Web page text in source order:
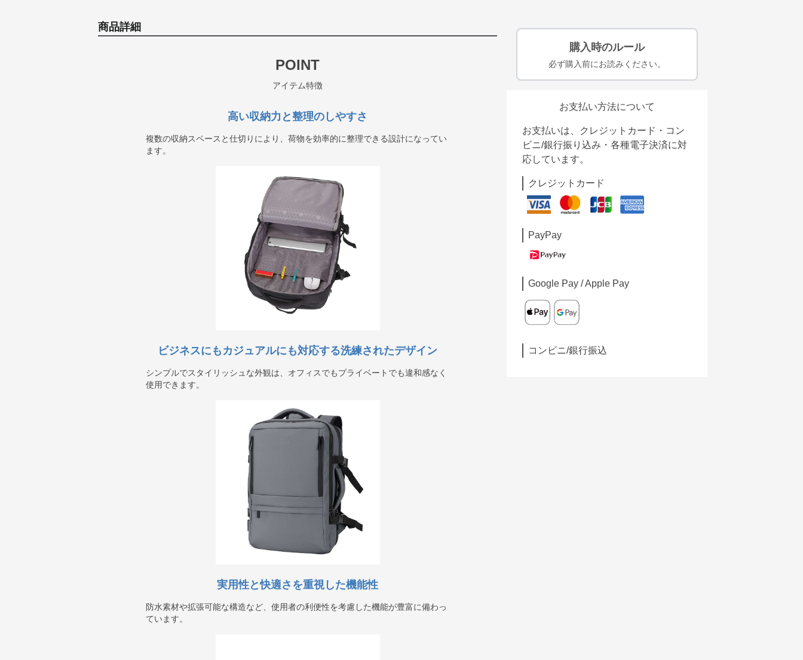
商品詳細
POINT
アイテム特徴
高い収納力と整理のしやすさ
複数の収納スペースと仕切りにより、荷物を効率的に整理できる設計になってい
ます。
ビジネスにもカジュアルにも対応する洗練されたデザイン
シンプルでスタイリッシュな外観は、オフィスでもプライベートでも違和感なく
使用できます。
実用性と快適さを重視した機能性
防水素材や拡張可能な構造など、使用者の利便性を考慮した機能が豊富に備わっ
ています。
購入時のルール
必ず購入前にお読みください。
お支払い方法について
お支払いは、クレジットカード・コン
ビニ/銀行振り込み・各種電子決済に対
応しています。
クレジットカード
PayPay
Google Pay / Apple Pay
コンビニ/銀行振込